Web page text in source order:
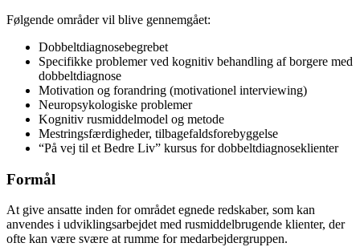
Følgende områder vil blive gennemgået:
Dobbeltdiagnosebegrebet
Specifikke problemer ved kognitiv behandling af borgere med
dobbeltdiagnose
Motivation og forandring (motivationel interviewing)
Neuropsykologiske problemer
Kognitiv rusmiddelmodel og metode
Mestringsfærdigheder, tilbagefaldsforebyggelse
“På vej til et Bedre Liv” kursus for dobbeltdiagnoseklienter
Formål
At give ansatte inden for området egnede redskaber, som kan
anvendes i udviklingsarbejdet med rusmiddelbrugende klienter, der
ofte kan være svære at rumme for medarbejdergruppen.